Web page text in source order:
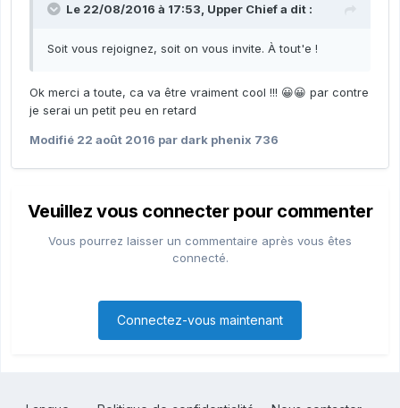
Le 22/08/2016 à 17:53, Upper Chiefa dit :
Soit vous rejoignez, soit on vous invite. À tout'e !
Ok merci a toute, ca va être vraiment cool !!! 😀😀 par contre
je serai un petit peu en retard
Modifié 22 août 2016 par dark phenix 736
Veuillez vous connecter pour commenter
Vous pourrez laisser un commentaire après vous êtes
connecté.
Connectez-vous maintenant